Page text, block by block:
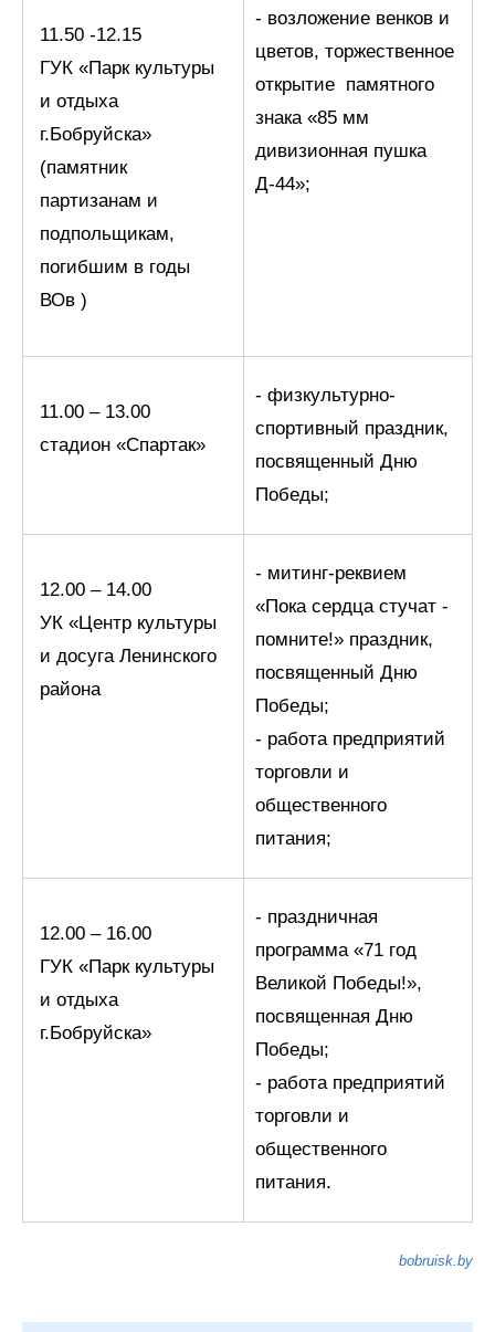
11.50 -12.15
ГУК «Парк культуры
и отдыха
г.Бобруйска»
(памятник
партизанам и
подпольщикам,
погибшим в годы
ВОв )
- возложение венков и
цветов, торжественное
открытие памятного
знака «85 мм
дивизионная пушка
Д-44»;
11.00 – 13.00
стадион «Спартак»
- физкультурно-
спортивный праздник,
посвященный Дню
Победы;
12.00 – 14.00
УК «Центр культуры
и досуга Ленинского
района
- митинг-реквием
«Пока сердца стучат -
помните!» праздник,
посвященный Дню
Победы;
- работа предприятий
торговли и
общественного
питания;
12.00 – 16.00
ГУК «Парк культуры
и отдыха
г.Бобруйска»
- праздничная
программа «71 год
Великой Победы!»,
посвященная Дню
Победы;
- работа предприятий
торговли и
общественного
питания.
bobruisk.by